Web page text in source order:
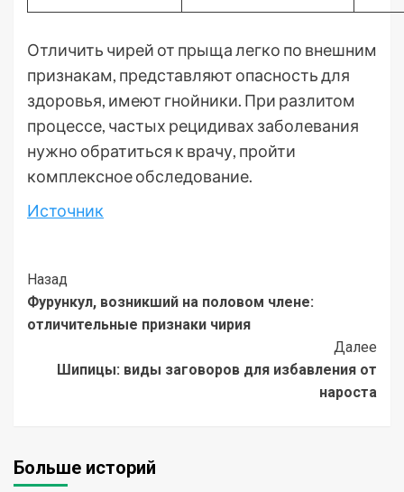
Отличить чирей от прыща легко по внешним
признакам, представляют опасность для
здоровья, имеют гнойники. При разлитом
процессе, частых рецидивах заболевания
нужно обратиться к врачу, пройти
комплексное обследование.
Источник
Post
Navigation
Назад
Фурункул, возникший на половом члене:
отличительные признаки чирия
Далее
Шипицы: виды заговоров для избавления от
нароста
Больше историй